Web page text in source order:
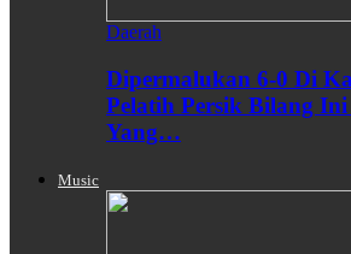
Daerah
Dipermalukan 6-0 Di
Pelatih Persik Bilang
Yang…
Music